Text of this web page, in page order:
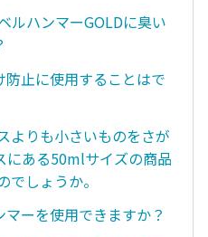
ルハンマーGOLDに臭い
止に使用することはで
よりも小さいものをさが
にある50mlサイズの商品
しょうか。
ーを使用できますか？